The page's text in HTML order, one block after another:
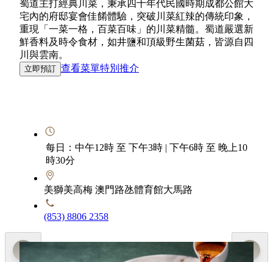
蜀道主打經典川菜，秉承四十年代民國時期成都公館大
宅內的府邸宴會佳餚體驗，突破川菜紅辣的傳統印象，
重現「一菜一格，百菜百味」的川菜精髓。蜀道嚴選新
鮮香料及時令食材，如井鹽和頂級野生菌菇，皆源自四
川與雲南。
立即預訂 查看菜單特別推介
每日：中午12時 至 下午3時 | 下午6時 至 晚上10
時30分
美獅美高梅 澳門路氹體育館大馬路
(853) 8806 2358